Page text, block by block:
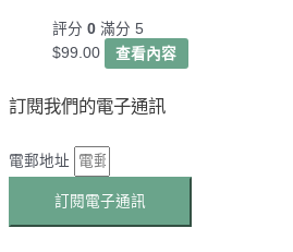
評分 0 滿分 5
$99.00 查看內容
訂閱我們的電子通訊
電郵地址
訂閱電子通訊